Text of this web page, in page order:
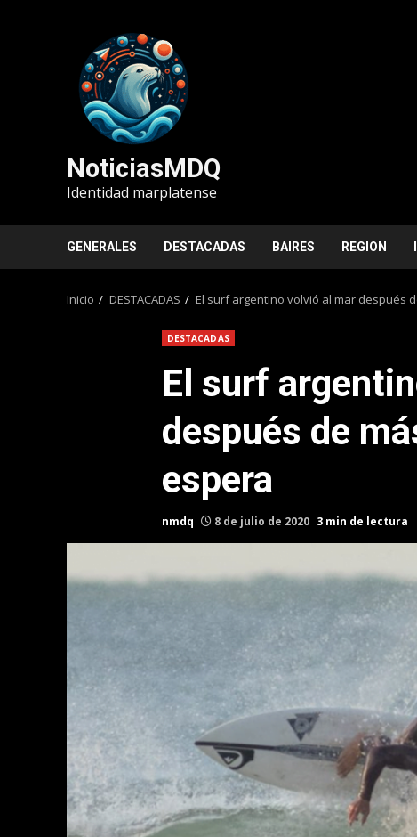
NoticiasMDQ
Identidad marplatense
GENERALES DESTACADAS BAIRES REGION
Inicio DESTACADAS El surf argentino volvió al mar después
DESTACADAS
El surf
después de
espera
nmdq 8 de julio de 2020 3 min de lectura